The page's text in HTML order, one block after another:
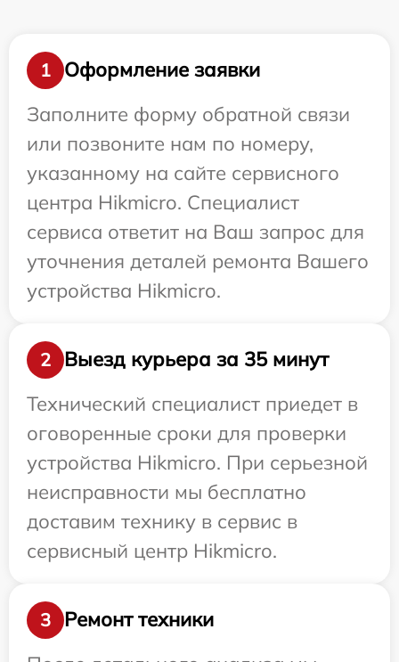
1
Оформление заявки
Заполните форму обратной связи
или позвоните нам по номеру,
указанному на сайте сервисного
центра Hikmicro. Специалист
сервиса ответит на Ваш запрос для
уточнения деталей ремонта Вашего
устройства Hikmicro.
2
Выезд курьера за 35 минут
Технический специалист приедет в
оговоренные сроки для проверки
устройства Hikmicro. При серьезной
неисправности мы бесплатно
доставим технику в сервис в
сервисный центр Hikmicro.
3
Ремонт техники